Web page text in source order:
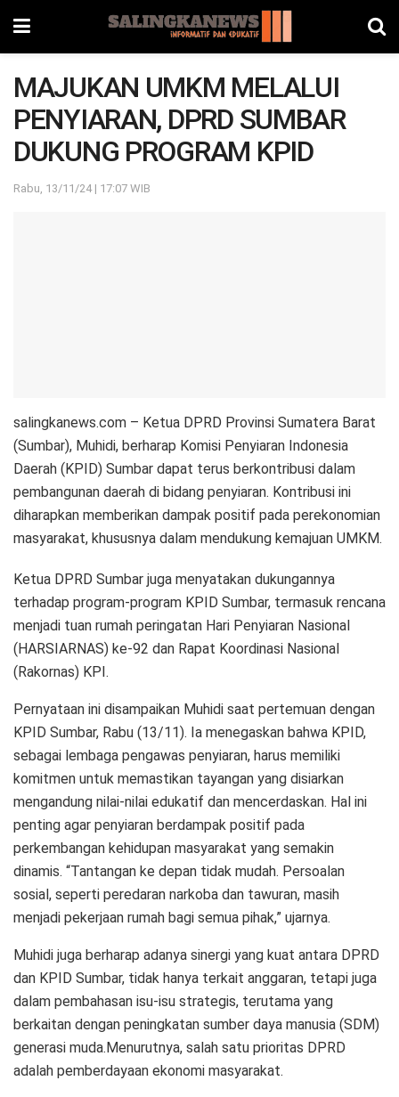
MAJUKAN UMKM MELALUI
PENYIARAN, DPRD SUMBAR
DUKUNG PROGRAM KPID
Rabu, 13/11/24 | 17:07 WIB
salingkanews.com – Ketua DPRD Provinsi Sumatera Barat
(Sumbar), Muhidi, berharap Komisi Penyiaran Indonesia
Daerah (KPID) Sumbar dapat terus berkontribusi dalam
pembangunan daerah di bidang penyiaran. Kontribusi ini
diharapkan memberikan dampak positif pada perekonomian
masyarakat, khususnya dalam mendukung kemajuan UMKM.
Ketua DPRD Sumbar juga menyatakan dukungannya
terhadap program-program KPID Sumbar, termasuk rencana
menjadi tuan rumah peringatan Hari Penyiaran Nasional
(HARSIARNAS) ke-92 dan Rapat Koordinasi Nasional
(Rakornas) KPI.
Pernyataan ini disampaikan Muhidi saat pertemuan dengan
KPID Sumbar, Rabu (13/11). Ia menegaskan bahwa KPID,
sebagai lembaga pengawas penyiaran, harus memiliki
komitmen untuk memastikan tayangan yang disiarkan
mengandung nilai-nilai edukatif dan mencerdaskan. Hal ini
penting agar penyiaran berdampak positif pada
perkembangan kehidupan masyarakat yang semakin
dinamis. “Tantangan ke depan tidak mudah. Persoalan
sosial, seperti peredaran narkoba dan tawuran, masih
menjadi pekerjaan rumah bagi semua pihak,” ujarnya.
Muhidi juga berharap adanya sinergi yang kuat antara DPRD
dan KPID Sumbar, tidak hanya terkait anggaran, tetapi juga
dalam pembahasan isu-isu strategis, terutama yang
berkaitan dengan peningkatan sumber daya manusia (SDM)
generasi muda.Menurutnya, salah satu prioritas DPRD
adalah pemberdayaan ekonomi masyarakat.